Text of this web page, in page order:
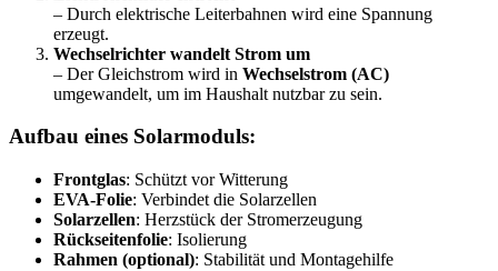
– Durch elektrische Leiterbahnen wird eine Spannung
erzeugt.
Wechselrichter wandelt Strom um
– Der Gleichstrom wird in Wechselstrom (AC)
umgewandelt, um im Haushalt nutzbar zu sein.
Aufbau eines Solarmoduls:
Frontglas: Schützt vor Witterung
EVA-Folie: Verbindet die Solarzellen
Solarzellen: Herzstück der Stromerzeugung
Rückseitenfolie: Isolierung
Rahmen (optional): Stabilität und Montagehilfe